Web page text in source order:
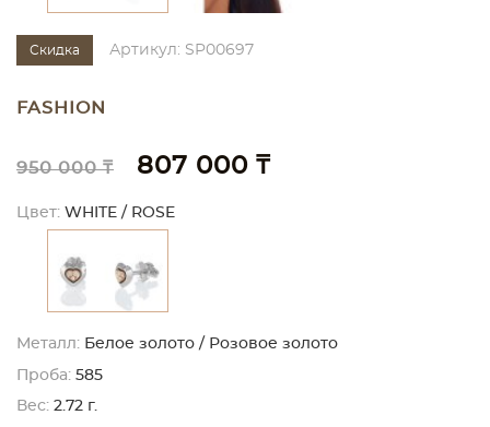
Скидка Артикул: SP00697
FASHION
950 000 ₸ 807 000 ₸
Цвет: WHITE / ROSE
Металл: Белое золото / Розовое золото
Проба: 585
Вес: 2.72 г.